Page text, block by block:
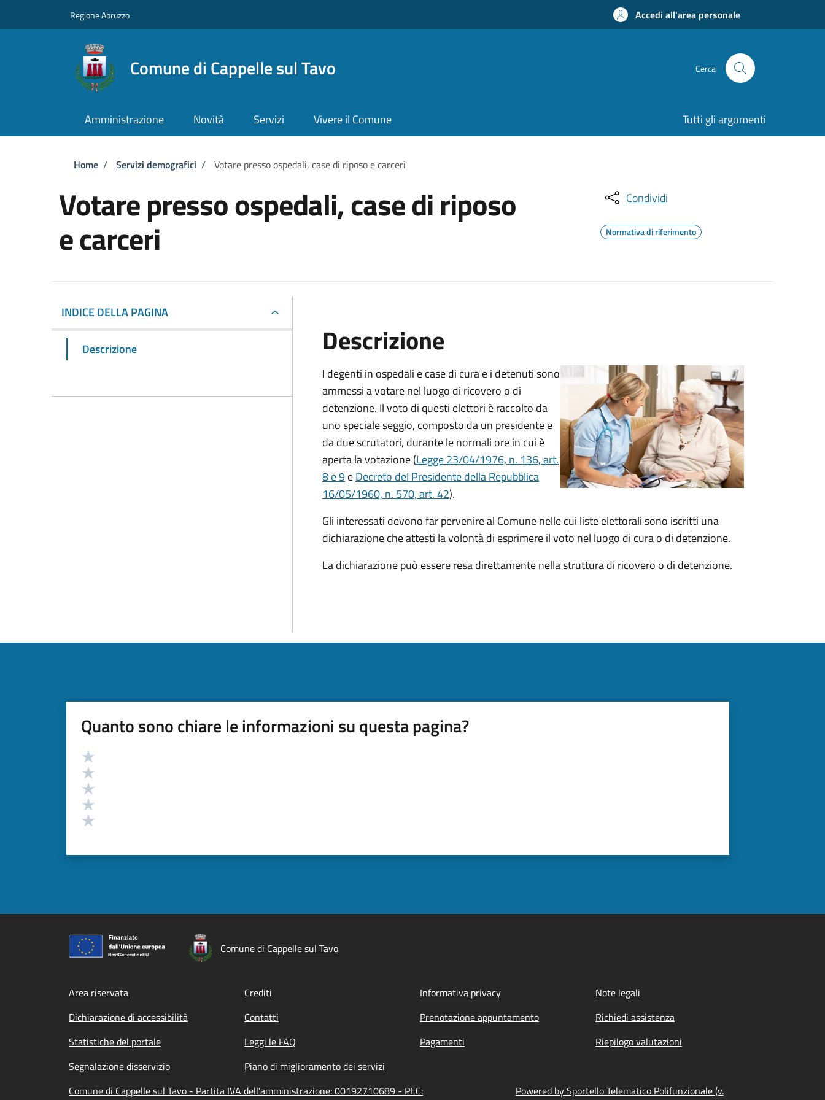
Regione Abruzzo Accedi all'area personale
Comune di Cappelle sul Tavo Cerca
Amministrazione Novità Servizi Vivere il Comune Tutti gli argomenti
Briciole di pane
Home / Servizi demografici / Votare presso ospedali, case di riposo e carceri
Votare presso ospedali, case di riposo
e carceri
Condividi
Normativa di riferimento
INDICE DELLA PAGINA
Descrizione Descrizione
I degenti in ospedali e case di cura e i detenuti sono
ammessi a votare nel luogo di ricovero o di
detenzione. Il voto di questi elettori è raccolto da
uno speciale seggio, composto da un presidente e
da due scrutatori, durante le normali ore in cui è
aperta la votazione (Legge 23/04/1976, n. 136, art.
8 e 9eDecreto del Presidente della Repubblica
16/05/1960, n. 570, art. 42).
Gli interessati devono far pervenire al Comune nelle cui liste elettorali sono iscritti una
dichiarazione che attesti la volontà di esprimere il voto nel luogo di cura o di detenzione.
La dichiarazione può essere resa direttamente nella struttura di ricovero o di detenzione.
Quanto sono chiare le informazioni su questa pagina?
Valutazione
Comune di Cappelle sul Tavo
Footer menu
Area riservata Crediti Informativa privacy
Note legali
Dichiarazione di accessibilità
Contatti Prenotazione appuntamento
Richiedi assistenza
Statistiche del portale
Leggi le FAQ Pagamenti
Riepilogo valutazioni
Segnalazione disservizio
Piano di miglioramento dei servizi
Comune di Cappelle sul Tavo - Partita IVA dell'amministrazione: 00192710689 - PEC:
Powered by Sportello Telematico Polifunzionale (v.